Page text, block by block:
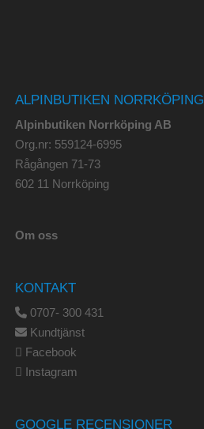
ALPINBUTIKEN NORRKÖPING
Alpinbutiken Norrköping AB
Org.nr: 559124-6995
Rågången 71-73
602 11 Norrköping
Om oss
KONTAKT
0707- 300 431
Kundtjänst
Facebook
Instagram
GOOGLE RECENSIONER